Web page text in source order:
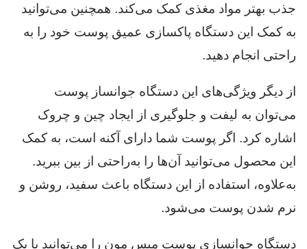
جذب بهتر مواد مغذی کمک می‌کند. همچنین می‌توانید
به کمک این دستگاه پاکسازی عمیق پوست خود را به
راحتی انجام دهید.
از دیگر ویژگی‌های این دستگاه جوانساز پوست
می‌توان به لیفت و جلوگیری از ایجاد چین و چروک
اشاره کرد. اگر پوست شما دارای آکنه است، به کمک
این محصول می‌توانید آن‌ها را به‌راحتی از بین ببرید.
به‌علاوه، استفاده از این دستگاه باعث سفید، روشن و
نرم شدن پوست می‌شود.
دستگاه جوانسازی پوست میس مون را می‌توانید با یک